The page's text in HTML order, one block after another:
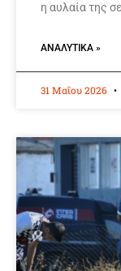
η αυλαία της
ΑΝΑΛΥΤΙΚΆ »
31 Μαΐου 2026